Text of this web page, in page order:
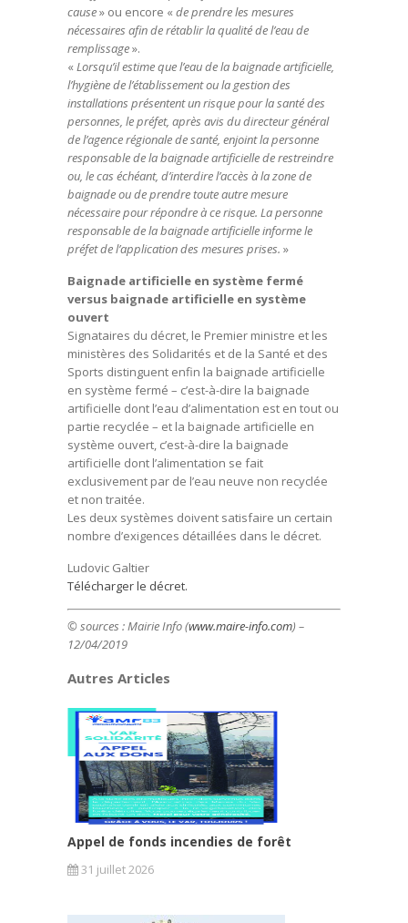
cause» ou encore « de prendre les mesures
nécessaires afin de rétablir la qualité de l’eau de
remplissage».
« Lorsqu’il estime que l’eau de la baignade artificielle,
l’hygiène de l’établissement ou la gestion des
installations présentent un risque pour la santé des
personnes, le préfet, après avis du directeur général
de l’agence régionale de santé, enjoint la personne
responsable de la baignade artificielle de restreindre
ou, le cas échéant, d’interdire l’accès à la zone de
baignade ou de prendre toute autre mesure
nécessaire pour répondre à ce risque. La personne
responsable de la baignade artificielle informe le
préfet de l’application des mesures prises. »
Baignade artificielle en système fermé
versus baignade artificielle en système
ouvert
Signataires du décret, le Premier ministre et les
ministères des Solidarités et de la Santé et des
Sports distinguent enfin la baignade artificielle
en système fermé – c’est-à-dire la baignade
artificielle dont l’eau d’alimentation est en tout ou
partie recyclée – et la baignade artificielle en
système ouvert, c’est-à-dire la baignade
artificielle dont l’alimentation se fait
exclusivement par de l’eau neuve non recyclée
et non traitée.
Les deux systèmes doivent satisfaire un certain
nombre d’exigences détaillées dans le décret.
Ludovic Galtier
Télécharger le décret.
© sources : Mairie Info (www.maire-info.com) –
12/04/2019
Autres Articles
Appel de fonds incendies de forêt
31 juillet 2026